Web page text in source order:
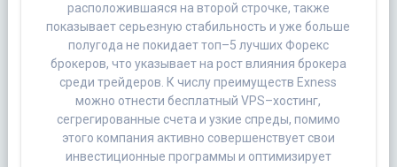
расположившаяся на второй строчке, также
показывает серьезную стабильность и уже больше
полугода не покидает топ–5 лучших Форекс
брокеров, что указывает на рост влияния брокера
среди трейдеров. К числу преимуществ Exness
можно отнести бесплатный VPS–хостинг,
сегрегированные счета и узкие спреды, помимо
этого компания активно совершенствует свои
инвестиционные программы и оптимизирует